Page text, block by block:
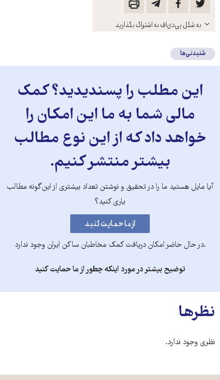
باز
کنید
به شکل پی‌دی‌اف به اشتراک بگذارید
شنیدنی‌ها
این مطلب را پسندیدید؟ کمک
مالی شما به ما این امکان را
خواهد داد که از این نوع مطالب
بیشتر منتشر کنیم.
آیا مایل هستید ما را در تحقیق و نوشتن تعداد بیشتری از این‌گونه مطالب
یاری کنید؟
.در حال حاضر امکان دریافت کمک مخاطبان ساکن ایران وجود ندارد
توضیح بیشتر در مورد اینکه چطور از ما حمایت کنید
نظرها
نظری وجود ندارد.